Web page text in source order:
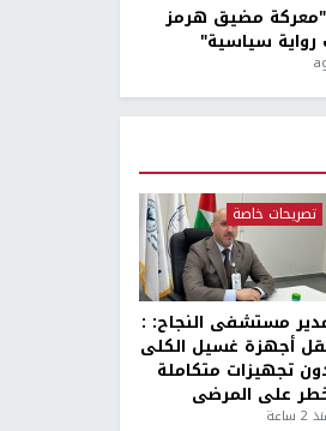
"معركة مضيق هرمز
سياسية"
تصريحات خاصة
مستشفى النجاح: :
أجهزة غسيل الكلى
تجهيزات متكاملة
على المرضى
ساعة